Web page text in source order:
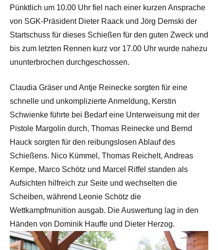
Pünktlich um 10.00 Uhr fiel nach einer kurzen Ansprache
von SGK-Präsident Dieter Raack und Jörg Demski der
Startschuss für dieses Schießen für den guten Zweck und
bis zum letzten Rennen kurz vor 17.00 Uhr wurde nahezu
ununterbrochen durchgeschossen.
Claudia Gräser und Antje Reinecke sorgten für eine
schnelle und unkomplizierte Anmeldung, Kerstin
Schwienke führte bei Bedarf eine Unterweisung mit der
Pistole Margolin durch, Thomas Reinecke und Bernd
Hauck sorgten für den reibungslosen Ablauf des
Schießens. Nico Kümmel, Thomas Reichelt, Andreas
Kempe, Marco Schötz und Marcel Riffel standen als
Aufsichten hilfreich zur Seite und wechselten die
Scheiben, während Leonie Schötz die
Wettkampfmunition ausgab. Die Auswertung lag in den
Händen von Dominik Hauffe und Dieter Herzog.